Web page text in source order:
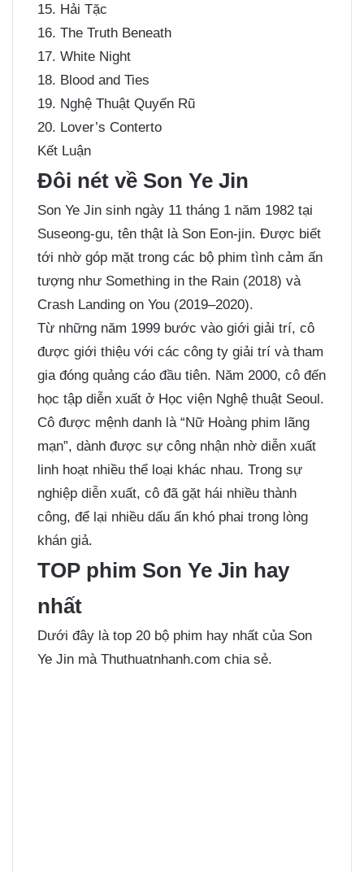
15. Hải Tặc
16. The Truth Beneath
17. White Night
18. Blood and Ties
19. Nghệ Thuật Quyến Rũ
20. Lover’s Conterto
Kết Luận
Đôi nét về Son Ye Jin
Son Ye Jin sinh ngày 11 tháng 1 năm 1982 tại
Suseong-gu, tên thật là Son Eon-jin. Được biết
tới nhờ góp mặt trong các bộ phim tình cảm ấn
tượng như Something in the Rain (2018) và
Crash Landing on You (2019–2020).
Từ những năm 1999 bước vào giới giải trí, cô
được giới thiệu với các công ty giải trí và tham
gia đóng quảng cáo đầu tiên. Năm 2000, cô đến
học tập diễn xuất ở Học viện Nghệ thuật Seoul.
Cô được mệnh danh là “Nữ Hoàng phim lãng
mạn”, dành được sự công nhận nhờ diễn xuất
linh hoạt nhiều thể loại khác nhau. Trong sự
nghiệp diễn xuất, cô đã gặt hái nhiều thành
công, để lại nhiều dấu ấn khó phai trong lòng
khán giả.
TOP phim Son Ye Jin hay
nhất
Dưới đây là top 20 bộ phim hay nhất của Son
Ye Jin mà Thuthuatnhanh.com chia sẻ.